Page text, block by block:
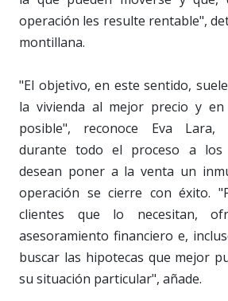
operación les resulte rentable",
montillana.
"El objetivo, en este sentido,
la vivienda al mejor precio y
posible", reconoce Eva Lara,
durante todo el proceso a los
desean poner a la venta un
operación se cierre con éxito.
clientes que lo necesitan,
asesoramiento financiero e,
buscar las hipotecas que mejor
su situación particular", añade.